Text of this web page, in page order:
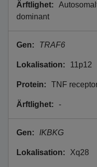
dominant
TRAF6
11p12
TNF
-
IKBKG
Xq28